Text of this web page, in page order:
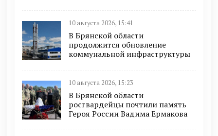
10 августа 2026, 15:41
В Брянской области
продолжится обновление
коммунальной инфраструктуры
10 августа 2026, 15:23
В Брянской области
росгвардейцы почтили память
Героя России Вадима Ермакова